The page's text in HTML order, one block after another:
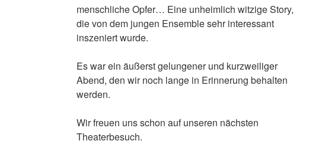
menschliche Opfer… Eine unheimlich witzige Story,
die von dem jungen Ensemble sehr interessant
inszeniert wurde.
Es war ein äußerst gelungener und kurzweiliger
Abend, den wir noch lange in Erinnerung behalten
werden.
Wir freuen uns schon auf unseren nächsten
Theaterbesuch.